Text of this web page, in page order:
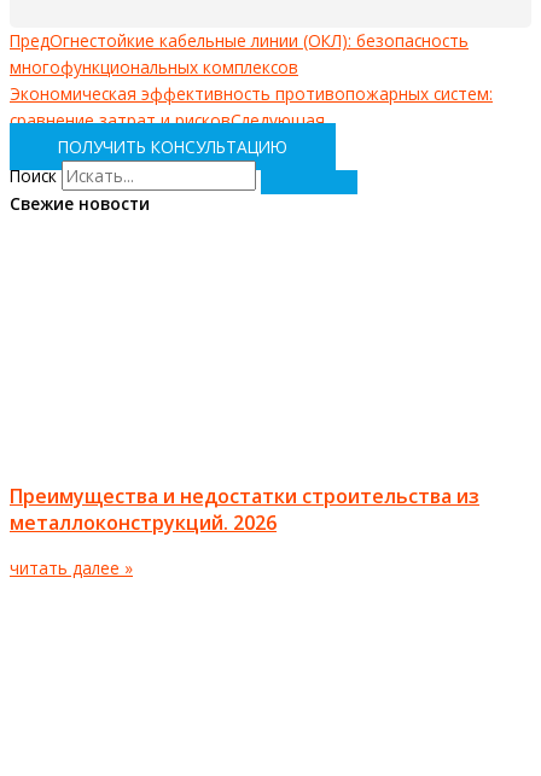
ПредОгнестойкие кабельные линии (ОКЛ): безопасность
многофункциональных комплексов
Экономическая эффективность противопожарных систем:
сравнение затрат и рисковСледующая
ПОЛУЧИТЬ КОНСУЛЬТАЦИЮ
Поиск
Свежие новости
Преимущества и недостатки строительства из
металлоконструкций. 2026
читать далее »